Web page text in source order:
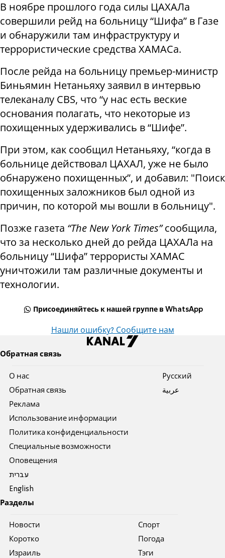
В ноябре прошлого года силы ЦАХАЛа
совершили рейд на больницу “Шифа” в Газе
и обнаружили там инфраструктуру и
террористические средства ХАМАСа.
После рейда на больницу премьер-министр
Биньямин Нетаньяху заявил в интервью
телеканалу CBS, что “у нас есть веские
основания полагать, что некоторые из
похищенных удерживались в “Шифе”.
При этом, как сообщил Нетаньяху, “когда в
больнице действовал ЦАХАЛ, уже не было
обнаружено похищенных”, и добавил: "Поиск
похищенных заложников был одной из
причин, по которой мы вошли в больницу".
Позже газета “The New York Times”сообщила,
что за несколько дней до рейда ЦАХАЛа на
больницу “Шифа” террористы ХАМАС
уничтожили там различные документы и
технологии.
Присоединяйтесь к нашей группе в WhatsApp
Нашли ошибку? Сообщите нам
Обратная связь
О нас
Обратная связь
Реклама
Использование информации
Политика конфиденциальности
Специальные возможности
Оповещения
עברית
English
Pусский
عربية
Разделы
Новости
Коротко
Израиль
Спорт
Погода
Тэги